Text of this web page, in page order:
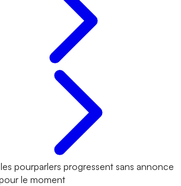
pourparlers progressent sans annonce
le moment